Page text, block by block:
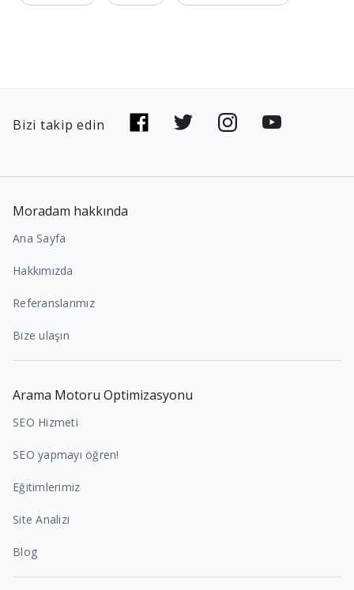
Bizi takip edin
Moradam hakkında
Ana Sayfa
Hakkımızda
Referanslarımız
Bize ulaşın
Arama Motoru Optimizasyonu
SEO Hizmeti
SEO yapmayı öğren!
Eğitimlerimiz
Site Analizi
Blog